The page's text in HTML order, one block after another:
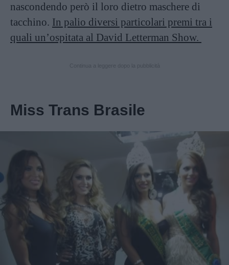
nascondendo però il loro dietro maschere di
tacchino. In palio diversi particolari premi tra i
quali un’ospitata al David Letterman Show.
Miss Trans Brasile